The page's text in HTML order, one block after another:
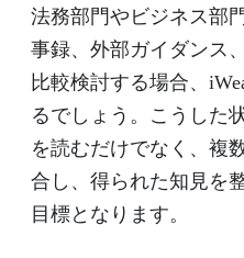
法務部門やビジネス部
事録、外部ガイダンス
比較検討する場合、
るでしょう。こうした
を読むだけでなく、複
合し、得られた知見を
目標となります。